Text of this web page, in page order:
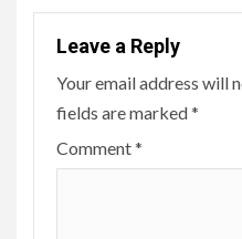
Leave a Reply
Your email address will
fields are marked*
Comment*